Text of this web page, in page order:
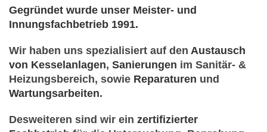
Gegründet wurde unser Meister- und
Innungsfachbetrieb 1991.
Wir haben uns spezialisiert auf den Austausch
von Kesselanlagen, Sanierungen im Sanitär- &
Heizungsbereich, sowie Reparaturen und
Wartungsarbeiten.
Desweiteren sind wir ein zertifizierter